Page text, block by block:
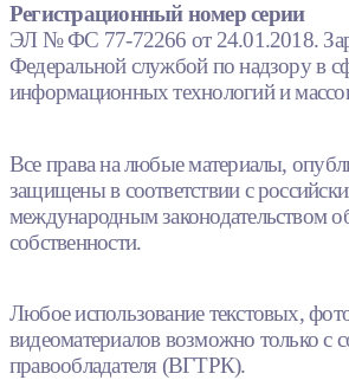
Регистрационный номер серии
ЭЛ № ФС 77-72266 от 24.01.2018.
Федеральной службой по надзору в
информационных технологий и
Все права на любые материалы,
защищены в соответствии с
международным законодательством
собственности.
Любое использование текстовых,
видеоматериалов возможно только с
правообладателя (ВГТРК).